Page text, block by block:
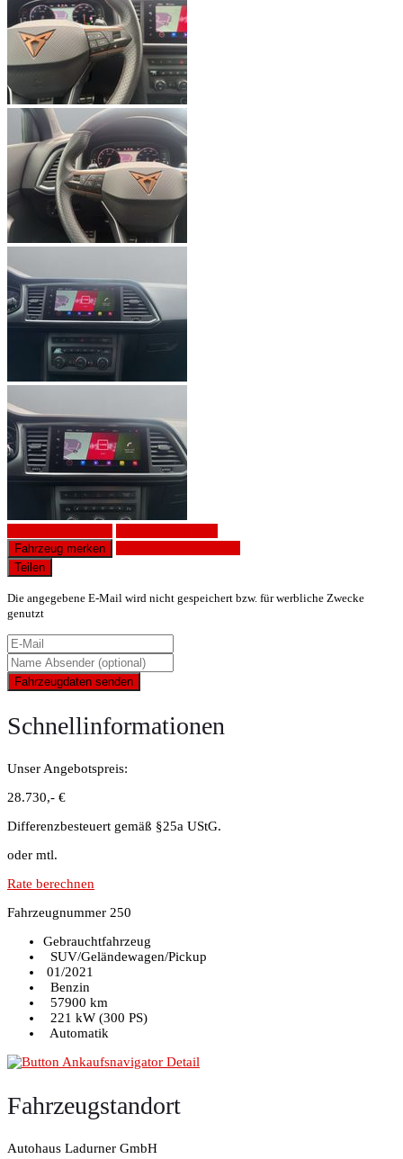
Fahrzeug merken
Teilen
Die angegebene E-Mail wird nicht gespeichert bzw. für werbliche Zwecke
genutzt
Fahrzeugdaten senden
Schnellinformationen
Unser Angebotspreis:
28.730,- €
Differenzbesteuert gemäß §25a UStG.
oder mtl.
Rate berechnen
Fahrzeugnummer 250
Gebrauchtfahrzeug
SUV/Geländewagen/Pickup
01/2021
Benzin
57900 km
221 kW (300 PS)
Automatik
Fahrzeugstandort
Autohaus Ladurner GmbH